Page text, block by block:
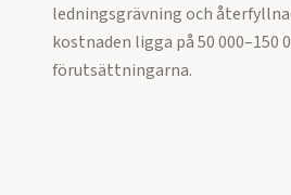
ledningsgrävning och
kostnaden ligga på 50 000–150
förutsättningarna.